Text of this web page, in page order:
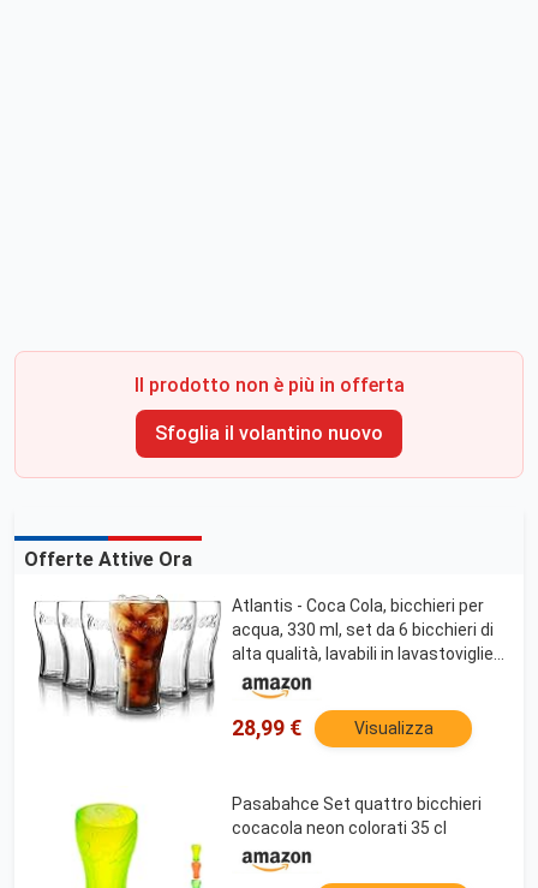
Il prodotto non è più in offerta
Sfoglia il volantino nuovo
Offerte Attive Ora
Atlantis - Coca Cola, bicchieri per
acqua, 330 ml, set da 6 bicchieri di
alta qualità, lavabili in lavastoviglie,
trasparenti
28,99 € Visualizza
Pasabahce Set quattro bicchieri
cocacola neon colorati 35 cl